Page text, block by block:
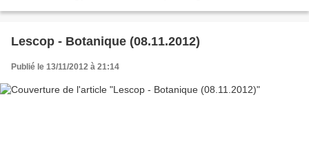
Lescop - Botanique (08.11.2012)
Publié le 13/11/2012 à 21:14